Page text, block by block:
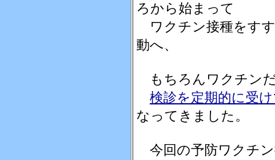
ろから始まって
ワクチン接種をす
動へ、
もちろんワクチン
検診を定期的に受
なってきました。
今回の予防ワクチ